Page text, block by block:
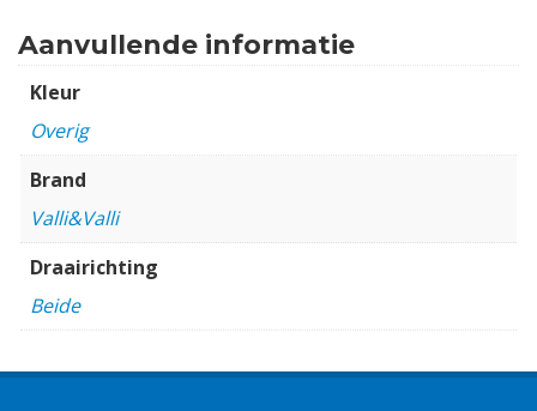
Aanvullende informatie
Kleur
Overig
Brand
Valli&Valli
Draairichting
Beide